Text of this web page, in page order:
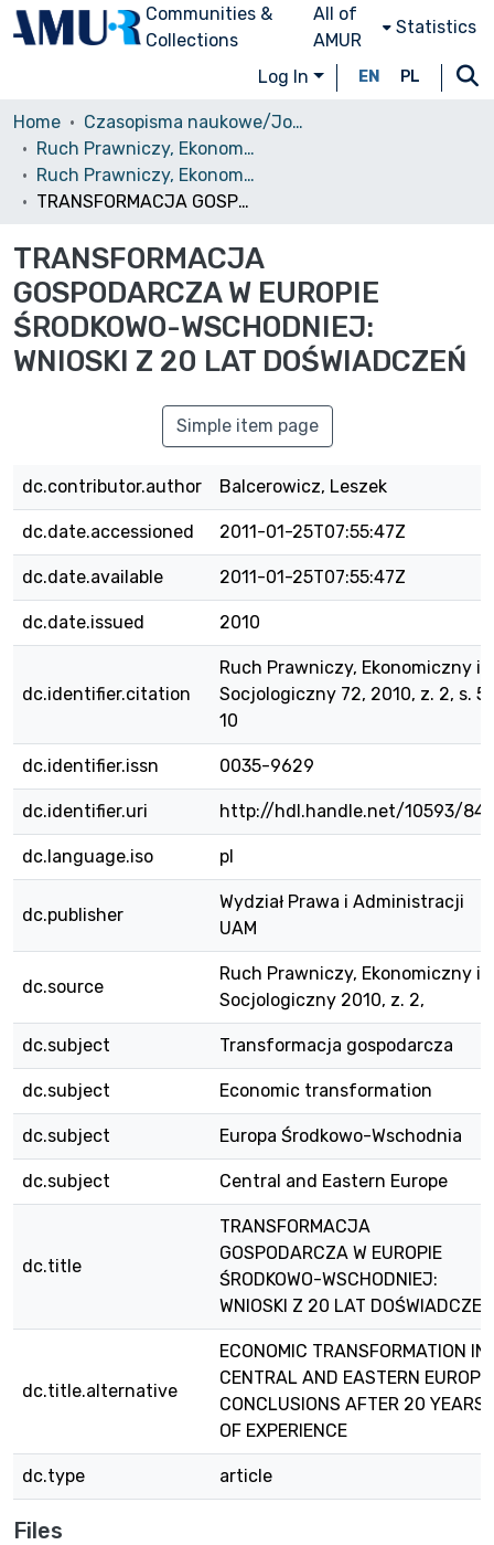
Communities &
Collections
All of
AMUR
Statistics
Log In EN PL
Home
Czasopisma naukowe/Journals
Ruch Prawniczy, Ekonomiczny i Socjologiczny
Ruch Prawniczy, Ekonomiczny i Socjologiczny, 2010, nr 2
TRANSFORMACJA GOSPODARCZA W EUROPIE ŚRODKOWO-WSCHODNIEJ: WNIOSKI Z 20 LAT DOŚWIADCZEŃ
TRANSFORMACJA
GOSPODARCZA W EUROPIE
ŚRODKOWO-WSCHODNIEJ:
WNIOSKI Z 20 LAT DOŚWIADCZEŃ
Simple item page
dc.contributor.author Balcerowicz, Leszek
dc.date.accessioned 2011-01-25T07:55:47Z
dc.date.available 2011-01-25T07:55:47Z
dc.date.issued 2010
dc.identifier.citation
Ruch Prawniczy, Ekonomiczny i
Socjologiczny 72, 2010, z. 2, s. 5-
10
dc.identifier.issn 0035-9629
dc.identifier.uri http://hdl.handle.net/10593/
dc.language.iso pl
dc.publisher
Wydział Prawa i Administracji
UAM
dc.source
Ruch Prawniczy, Ekonomiczny i
Socjologiczny 2010, z. 2,
dc.subject Transformacja gospodarcza
dc.subject Economic transformation
dc.subject Europa Środkowo-Wschodnia
dc.subject Central and Eastern Europe
dc.title
TRANSFORMACJA
GOSPODARCZA W EUROPIE
ŚRODKOWO-WSCHODNIEJ:
WNIOSKI Z 20 LAT DOŚWIADCZEŃ
dc.title.alternative
ECONOMIC TRANSFORMATION IN
CENTRAL AND EASTERN EUROPE:
CONCLUSIONS AFTER 20 YEARS
OF EXPERIENCE
dc.type article
Files